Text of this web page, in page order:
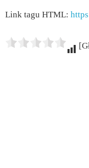
Link tagu HTML: